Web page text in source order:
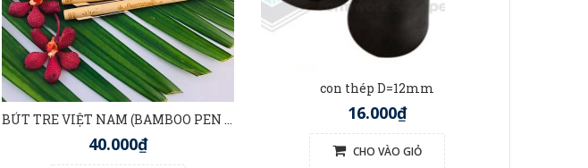
BÚT TRE VIỆT NAM (BAMBOO PEN VIETNAM)
40.000₫
con thép D=12mm
16.000₫
CHO VÀO GIỎ